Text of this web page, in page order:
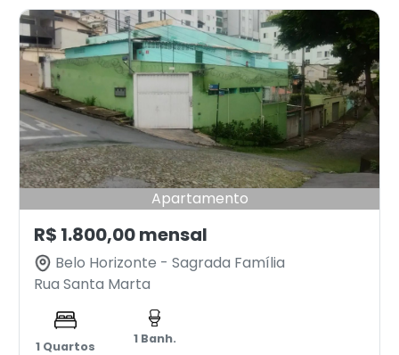
Apartamento
R$ 1.800,00 mensal
Belo Horizonte - Sagrada Família
Rua Santa Marta
1 Quartos
1 Banh.